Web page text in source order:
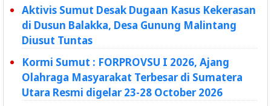
Aktivis Sumut Desak Dugaan Kasus Kekerasan
di Dusun Balakka, Desa Gunung Malintang
Diusut Tuntas
Kormi Sumut : FORPROVSU I 2026, Ajang
Olahraga Masyarakat Terbesar di Sumatera
Utara Resmi digelar 23-28 October 2026